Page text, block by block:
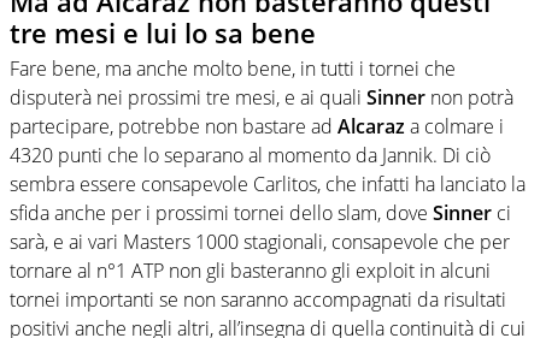
tre mesi e lui lo sa bene
Fare bene, ma anche molto bene, in tutti i tornei che
disputerà nei prossimi tre mesi, e ai quali Sinner non potrà
partecipare, potrebbe non bastare ad Alcaraza colmare i
4320 punti che lo separano al momento da Jannik. Di ciò
sembra essere consapevole Carlitos, che infatti ha lanciato la
sfida anche per i prossimi tornei dello slam, dove Sinner ci
sarà, e ai vari Masters 1000 stagionali, consapevole che per
tornare al n°1 ATP non gli basteranno gli exploit in alcuni
tornei importanti se non saranno accompagnati da risultati
positivi anche negli altri, all’insegna di quella continuità di cui